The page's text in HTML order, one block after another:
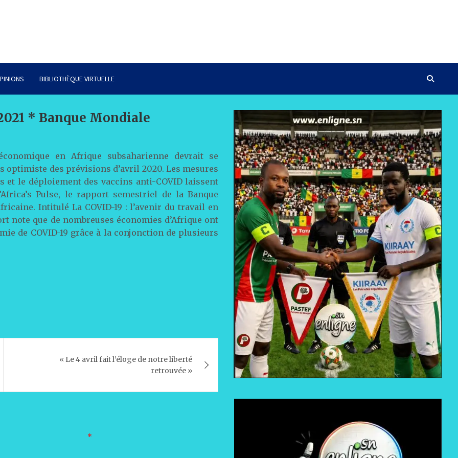
BIBLIOTHÈQUE VIRTUELLE
* Banque Mondiale
en Afrique subsaharienne devrait se
optimiste des prévisions d’avril 2020. Les mesures
le déploiement des vaccins anti-COVID laissent
Pulse, le rapport semestriel de la Banque
Intitulé La COVID-19 : l’avenir du travail en
note que de nombreuses économies d’Afrique ont
de COVID-19 grâce à la conjonction de plusieurs
« Le 4 avril fait l’éloge de notre liberté
retrouvée »
*